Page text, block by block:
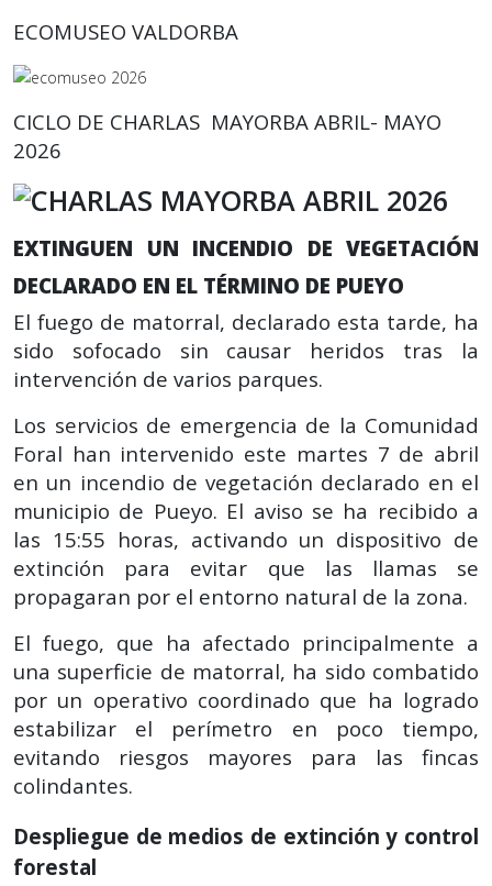
ECOMUSEO VALDORBA
CICLO DE CHARLAS MAYORBA ABRIL- MAYO
2026
EXTINGUEN UN INCENDIO DE VEGETACIÓN
DECLARADO EN EL TÉRMINO DE PUEYO
El fuego de matorral, declarado esta tarde, ha
sido sofocado sin causar heridos tras la
intervención de varios parques.
Los servicios de emergencia de la Comunidad
Foral han intervenido este martes 7 de abril
en un incendio de vegetación declarado en el
municipio de Pueyo. El aviso se ha recibido a
las 15:55 horas, activando un dispositivo de
extinción para evitar que las llamas se
propagaran por el entorno natural de la zona.
El fuego, que ha afectado principalmente a
una superficie de matorral, ha sido combatido
por un operativo coordinado que ha logrado
estabilizar el perímetro en poco tiempo,
evitando riesgos mayores para las fincas
colindantes.
Despliegue de medios de extinción y control
forestal